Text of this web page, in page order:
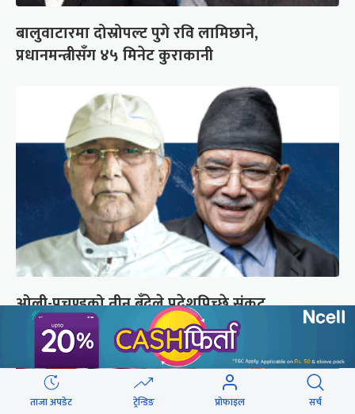
बालुवाटारमा दोस्रोपल्ट पुगे रवि लामिछाने,
प्रधानमन्त्रीसँग ४५ मिनेट कुराकानी
ओली-प्रचण्डको तीन बुँदेले प्रदेशपिच्छे संकट
ताजा अपडेट ट्रेन्डिङ प्रोफाइल सर्च